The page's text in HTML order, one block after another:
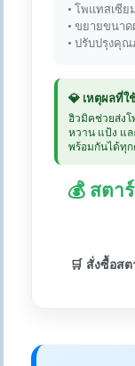
• โพแทสเซีย
• ขยายขนา
• ปรับปรุงคุ
💎 เหตุผลที่
ฮิวมิคช่วยส่งโ
หวาน แป้ง แ
พร้อมกันได้ทุก
💰 สตา
🛒 สั่งซื้อสต